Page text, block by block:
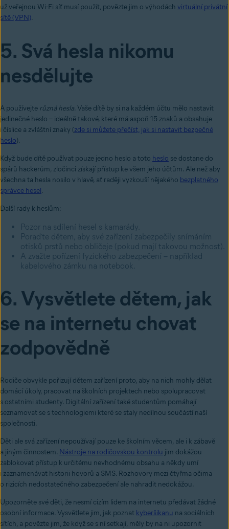
už veřejnou Wi-Fi síť musí použít, povězte jim o výhodách virtuální privátní
sítě (VPN).
5. Svá hesla nikomu
nesdělujte
A používejte různá hesla. Vaše dítě by si na každém účtu mělo nastavit
jedinečné heslo – ideálně takové, které má aspoň 15 znaků a obsahuje
i číslice a zvláštní znaky (zde si můžete přečíst, jak si nastavit bezpečné
heslo).
Když bude dítě používat pouze jedno heslo a toto heslo se dostane do
spárů hackerům, zločinci získají přístup ke všem jeho účtům. Ale než aby
všechna ta hesla nosilo v hlavě, ať raději vyzkouší nějakého bezplatného
správce hesel.
Další rady k heslům:
Pozor na sdílení hesel s kamarády.
Poraďte dětem, aby své zařízení zabezpečily snímáním
otisků prstů nebo obličeje (pokud mají takovou možnost).
A zvažte pořízení fyzického zabezpečení – například
kabelového zámku na notebook.
6. Vysvětlete dětem, jak
se na internetu chovat
zodpovědně
Rodiče obvykle pořizují dětem zařízení proto, aby na nich mohly dělat
domácí úkoly, pracovat na školních projektech nebo spolupracovat
s ostatními studenty. Digitální zařízení také studentům pomáhají
seznamovat se s technologiemi které se staly nedílnou součástí naší
společnosti.
Děti ale svá zařízení nepoužívají pouze ke školním věcem, ale i k zábavě
a jiným činnostem. Nástroje na rodičovskou kontrolu jim dokážou
zablokovat přístup k určitému nevhodnému obsahu a někdy umí
i zaznamenávat historii hovorů a SMS. Rozhovory mezi čtyřma očima
o rizicích nedostatečného zabezpečení ale nahradit nedokážou.
Upozorněte své děti, že nesmí cizím lidem na internetu předávat žádné
osobní informace. Vysvětlete jim, jak poznat kyberšikanu na sociálních
sítích, a povězte jim, že když se s ní setkají, měly by na ni upozornit